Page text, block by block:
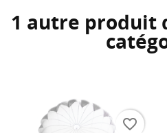
1 autre produit
favorite_border